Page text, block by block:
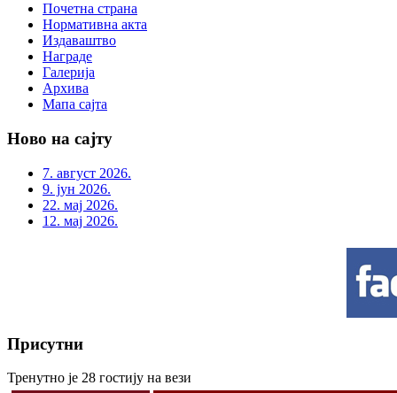
Почетна страна
Нормативна акта
Издаваштво
Награде
Галерија
Архива
Мапа сајта
Ново на сајту
7. август 2026.
9. јун 2026.
22. мај 2026.
12. мај 2026.
Присутни
Тренутно је 28 гостију на вези